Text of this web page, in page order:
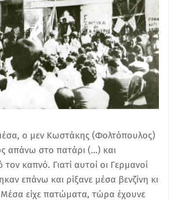
ο μεν Κωστάκης (Φολτόπουλος)
απάνω στο πατάρι (…) και
τον καπνό. Γιατί αυτοί οι Γερμανοί
επάνω και ρίξανε μέσα βενζίνη κι
Μέσα είχε πατώματα, τώρα έχουνε